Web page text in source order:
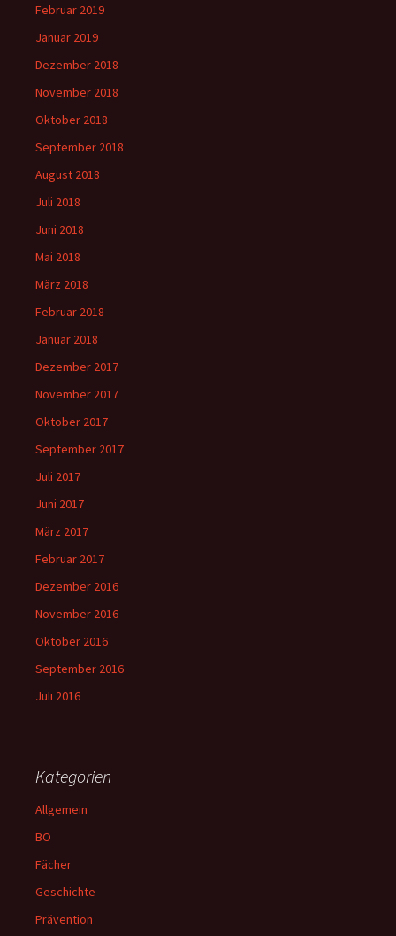
Februar 2019
Januar 2019
Dezember 2018
November 2018
Oktober 2018
September 2018
August 2018
Juli 2018
Juni 2018
Mai 2018
März 2018
Februar 2018
Januar 2018
Dezember 2017
November 2017
Oktober 2017
September 2017
Juli 2017
Juni 2017
März 2017
Februar 2017
Dezember 2016
November 2016
Oktober 2016
September 2016
Juli 2016
Kategorien
Allgemein
BO
Fächer
Geschichte
Prävention